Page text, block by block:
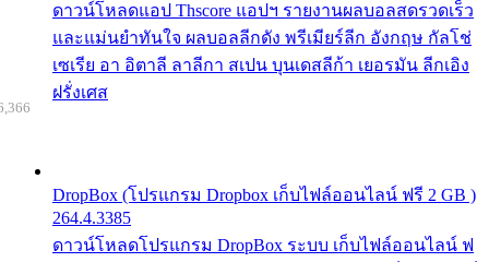
ดาวน์โหลดแอป Thscore แอปฯ รายงานผลบอลสดรวดเร็ว
และแม่นยำทันใจ ผลบอลลีกดัง พรีเมียร์ลีก อังกฤษ กัลโช่
เซเรีย อา อิตาลี ลาลีกา สเปน บุนเดสลีก้า เยอรมัน ลีกเอิง
ฝรั่งเศส
DropBox (โปรแกรม Dropbox เก็บไฟล์ออนไลน์ ฟรี 2 GB )
264.4.3385
ดาวน์โหลดโปรแกรม DropBox ระบบ เก็บไฟล์ออนไลน์ ฟ